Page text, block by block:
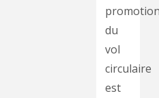
du
vol
circulaire
est